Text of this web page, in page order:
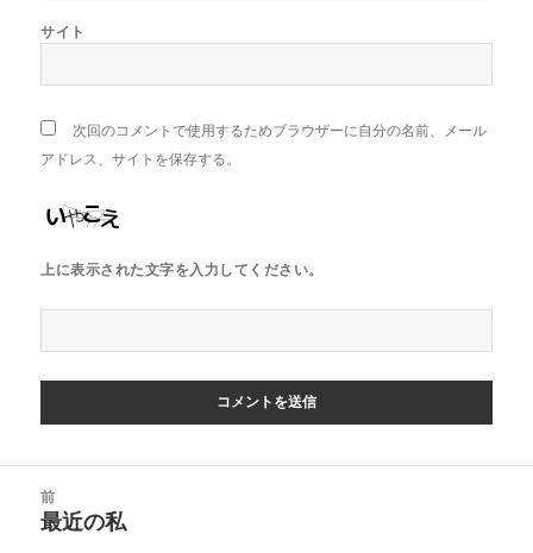
サイト
次回のコメントで使用するためブラウザーに自分の名前、メール
アドレス、サイトを保存する。
上に表示された文字を入力してください。
前
前
最近の私